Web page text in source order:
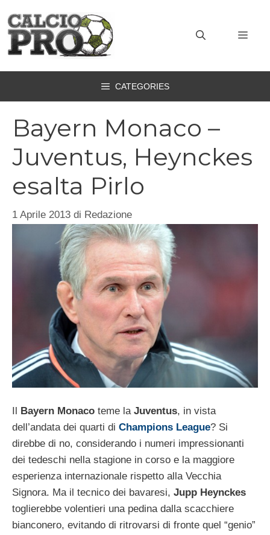
contenuto
CATEGORIES
Bayern Monaco –
Juventus, Heynckes
esalta Pirlo
1 Aprile 2013 di Redazione
Bayern Monaco teme la Juventus, in vista
dell’andata dei quarti di Champions League? Si
direbbe di no, considerando i numeri impressionanti
dei tedeschi nella stagione in corso e la maggiore
esperienza internazionale rispetto alla Vecchia
Signora. Ma il tecnico dei bavaresi, Jupp Heynckes
toglierebbe volentieri una pedina dalla scacchiere
bianconero, evitando di ritrovarsi di fronte quel “genio”